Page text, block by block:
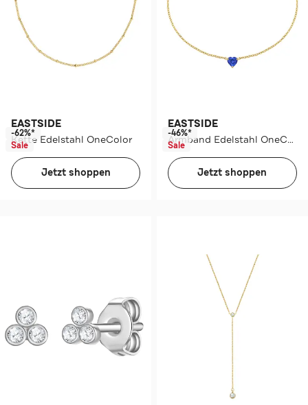
EASTSIDE
Kette Edelstahl OneColor
-62%*
Sale
Jetzt shoppen
EASTSIDE
Armband Edelstahl OneColor
-46%*
Sale
Jetzt shoppen